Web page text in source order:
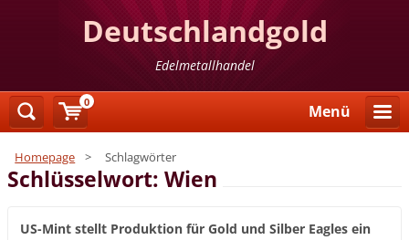
Deutschlandgold
Edelmetallhandel
Menü
Homepage > Schlagwörter
Schlüsselwort: Wien
US-Mint stellt Produktion für Gold und Silber Eagles ein
0